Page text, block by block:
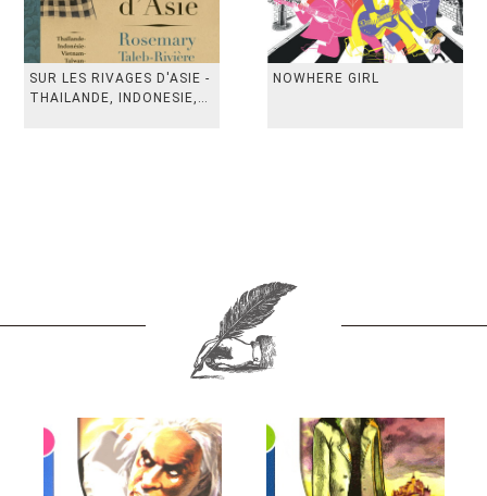
SUR LES RIVAGES D'ASIE -
THAILANDE, INDONESIE,
NOWHERE GIRL